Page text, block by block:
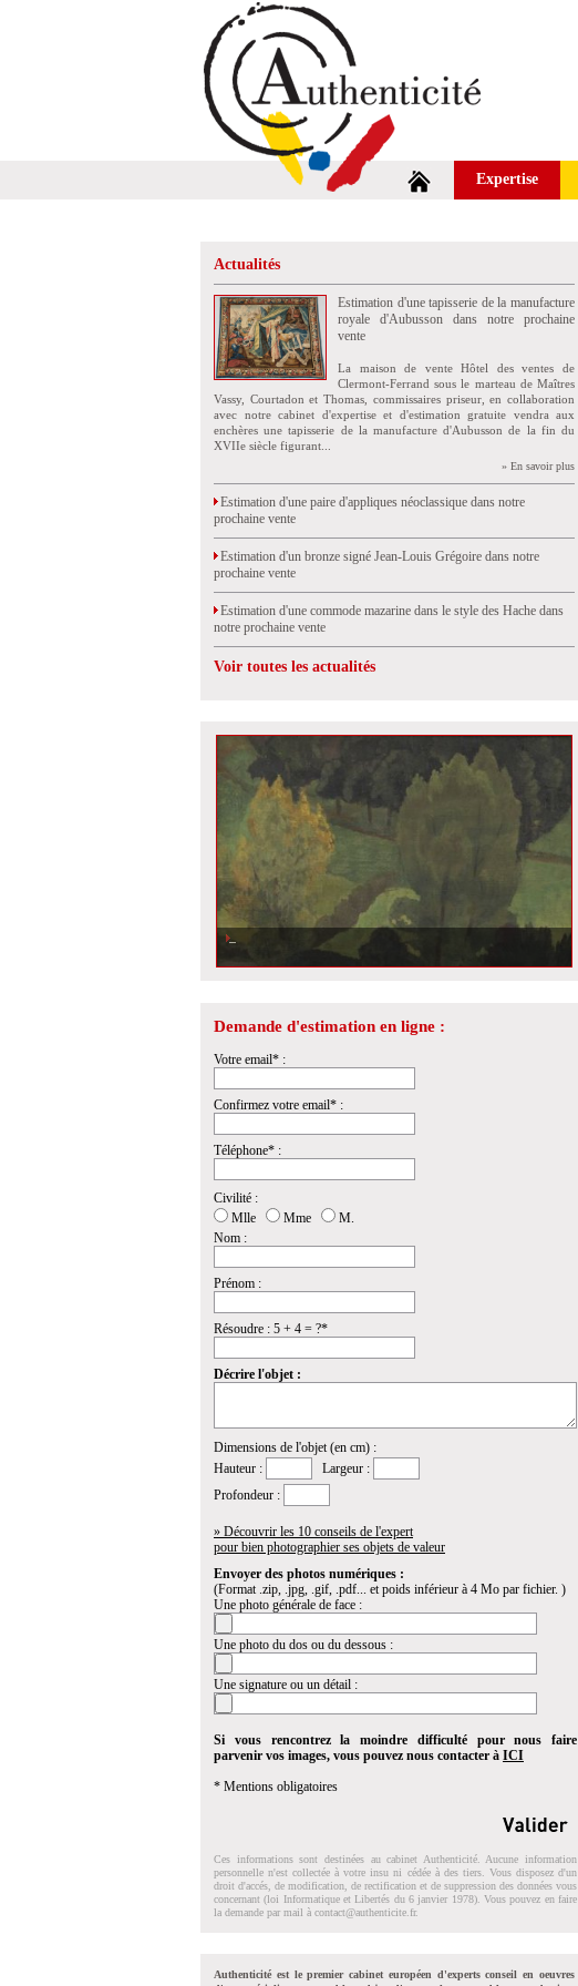
Expertise
Actualités
Estimation d'une tapisserie de la manufacture
royale d'Aubusson dans notre prochaine
vente
La maison de vente Hôtel des ventes de
Clermont-Ferrand sous le marteau de Maîtres
Vassy, Courtadon et Thomas, commissaires priseur, en collaboration
avec notre cabinet d'expertise et d'estimation gratuite vendra aux
enchères une tapisserie de la manufacture d'Aubusson de la fin du
XVIIe siècle figurant...
» En savoir plus
Estimation d'une paire d'appliques néoclassique dans notre
prochaine vente
Estimation d'un bronze signé Jean-Louis Grégoire dans notre
prochaine vente
Estimation d'une commode mazarine dans le style des Hache dans
notre prochaine vente
Voir toutes les actualités
Demande d'estimation en ligne :
Votre email* :
Confirmez votre email* :
Téléphone* :
Civilité :
Mlle
Mme
M.
Nom :
Prénom :
Résoudre : 5 + 4 = ?*
Décrire l'objet :
Dimensions de l'objet (en cm) :
Hauteur :
Largeur :
Profondeur :
» Découvrir les 10 conseils de l'expert
pour bien photographier ses objets de valeur
Envoyer des photos numériques :
(Format .zip, .jpg, .gif, .pdf... et poids inférieur à 4 Mo par fichier. )
Une photo générale de face :
Une photo du dos ou du dessous :
Une signature ou un détail :
Si vous rencontrez la moindre difficulté pour nous faire
parvenir vos images, vous pouvez nous contacter à ICI
* Mentions obligatoires
Ces informations sont destinées au cabinet Authenticité. Aucune information
personnelle n'est collectée à votre insu ni cédée à des tiers. Vous disposez d'un
droit d'accés, de modification, de rectification et de suppression des données vous
concernant (loi Informatique et Libertés du 6 janvier 1978). Vous pouvez en faire
la demande par mail à contact@authenticite.fr.
Authenticité est le premier cabinet européen d'experts conseil en oeuvres